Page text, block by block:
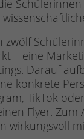
– eine
Darauf
konkrete
TikTok
Flyer.
wirkungsvoll